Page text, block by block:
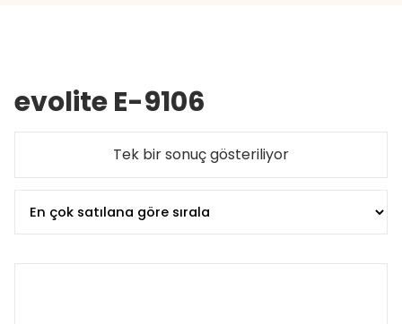
evolite E-9106
Tek bir sonuç gösteriliyor